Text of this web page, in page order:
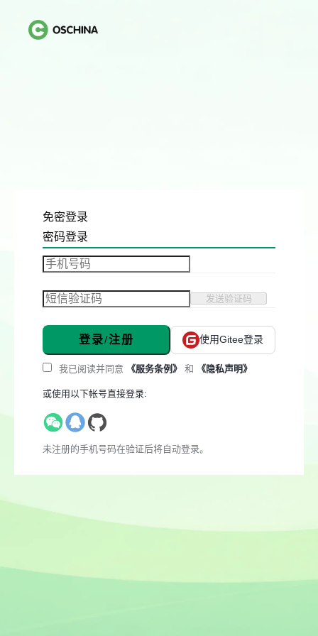
免密登录
密码登录
发送验证码
登录/注册 使用Gitee登录
我已阅读并同意 《服务条例》 和 《隐私声明》
或使用以下帐号直接登录:
未注册的手机号码在验证后将自动登录。